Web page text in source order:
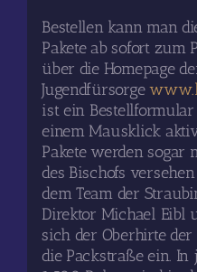
Bestellen kann man
Pakete ab sofort zum
über die Homepage
Jugendfürsorge
ist ein
einem Mausklick
Pakete werden sogar
des Bischofs
dem Team der
Direktor Michael Eibl
sich der Oberhirte der
die Packstraße ein. In